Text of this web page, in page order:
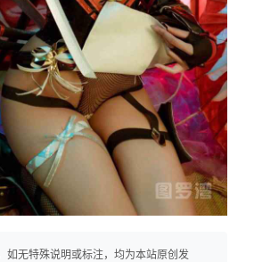
如无特殊说明或标注，均为本站原创发